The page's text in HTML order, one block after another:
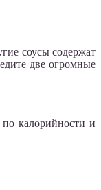
соусы содержат
две огромные
по калорийности и